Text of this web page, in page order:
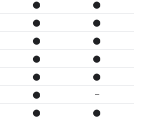
⬤ ⬤
⬤ ⬤
⬤ ⬤
⬤ ⬤
⬤ ⬤
⬤ —
⬤ ⬤